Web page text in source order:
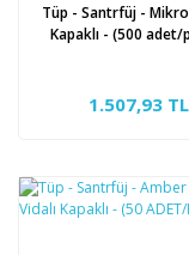
Tüp - Santrfüj -
Kapaklı - (500
1.507,93 TL